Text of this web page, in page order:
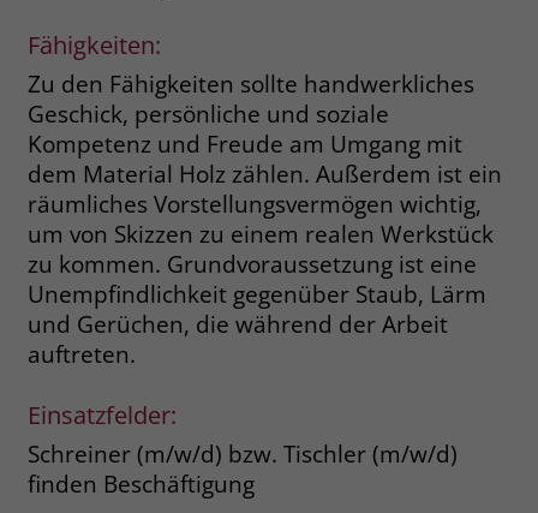
Fähigkeiten:
Zu den Fähigkeiten sollte handwerkliches
Geschick, persönliche und soziale
Kompetenz und Freude am Umgang mit
dem Material Holz zählen. Außerdem ist ein
räumliches Vorstellungsvermögen wichtig,
um von Skizzen zu einem realen Werkstück
zu kommen. Grundvoraussetzung ist eine
Unempfindlichkeit gegenüber Staub, Lärm
und Gerüchen, die während der Arbeit
auftreten.
Einsatzfelder:
Schreiner (m/w/d) bzw. Tischler (m/w/d)
finden Beschäftigung
Name _gcl_dc
Anbieter Google Ads
Laufzeit 90 Tage
Dieses Cookie wird gesetzt, wenn ein
User über einen Klick auf eine Google
sodass erzielte Erfolge wie z.B.
Bestellungen oder Kontaktanfragen der
Anzeige zugewiesen werden können.